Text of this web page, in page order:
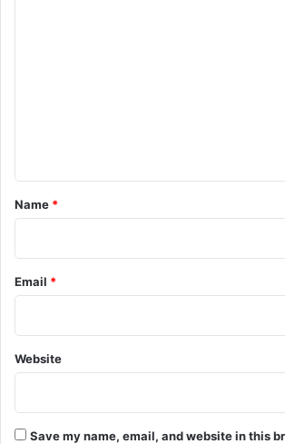
*
Name *
Email *
Website
Save my name, email, and website in this